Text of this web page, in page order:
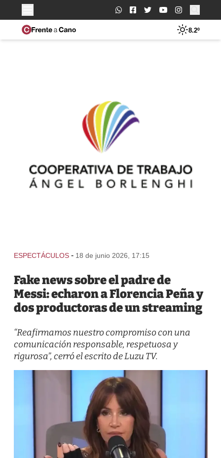
Buscar:
8.2º
ESPECTÁCULOS - 18 de junio 2026, 17:15
Fake news sobre el padre de
Messi: echaron a Florencia Peña y
dos productoras de un streaming
“Reafirmamos nuestro compromiso con una
comunicación responsable, respetuosa y
rigurosa”, cerró el escrito de Luzu TV.